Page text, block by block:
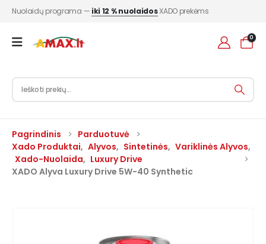
Nuolaidų programa — iki 12 % nuolaidosXADO prekėms
0
Pagrindinis
Parduotuvė
Xado Produktai, Alyvos, Sintetinės, Variklinės Alyvos,
Xado-Nuolaida, Luxury Drive
XADO Alyva Luxury Drive 5W-40 Synthetic